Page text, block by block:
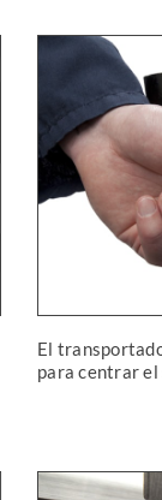
El
para centrar el